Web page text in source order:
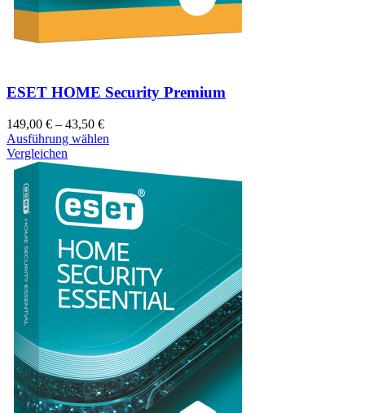
ESET HOME Security Premium
149,00 € – 43,50 €
Ausführung wählen
Vergleichen